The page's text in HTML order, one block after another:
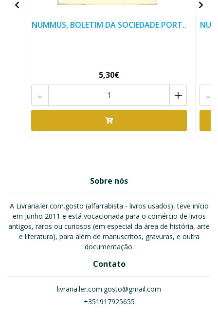
NUMMUS, BOLETIM DA SOCIEDADE PORT..
5,30€
+
- -
Sobre nós
A Livraria.ler.com.gosto (alfarrabista - livros usados), teve início
em Junho 2011 e está vocacionada para o comércio de livros
antigos, raros ou curiosos (em especial da área de história, arte
e literatura), para além de manuscritos, gravuras, e outra
documentação.
Contato
livraria.ler.com.gosto@gmail.com
+351917925655